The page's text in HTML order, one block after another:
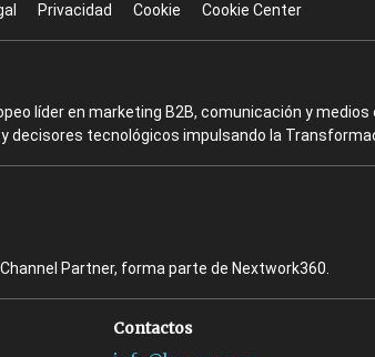
Privacidad Cookie Cookie Center
líder en marketing B2B, comunicación y
tecnológicos impulsando la
Partner, forma parte de Nextwork360.
Contactos